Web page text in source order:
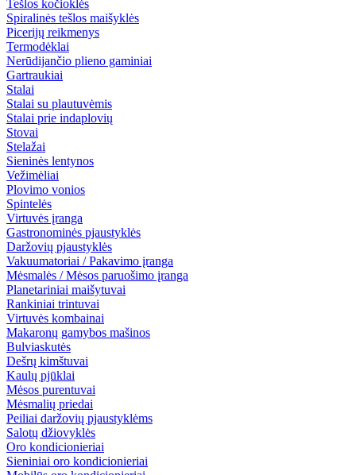
Tešlos kočioklės
Spiralinės tešlos maišyklės
Picerijų reikmenys
Termodėklai
Nerūdijančio plieno gaminiai
Gartraukiai
Stalai
Stalai su plautuvėmis
Stalai prie indaplovių
Stovai
Stelažai
Sieninės lentynos
Vežimėliai
Plovimo vonios
Spintelės
Virtuvės įranga
Gastronominės pjaustyklės
Daržovių pjaustyklės
Vakuumatoriai / Pakavimo įranga
Mėsmalės / Mėsos paruošimo įranga
Planetariniai maišytuvai
Rankiniai trintuvai
Virtuvės kombainai
Makaronų gamybos mašinos
Bulviaskutės
Dešrų kimštuvai
Kaulų pjūklai
Mėsos purentuvai
Mėsmalių priedai
Peiliai daržovių pjaustyklėms
Salotų džiovyklės
Oro kondicionieriai
Sieniniai oro kondicionieriai